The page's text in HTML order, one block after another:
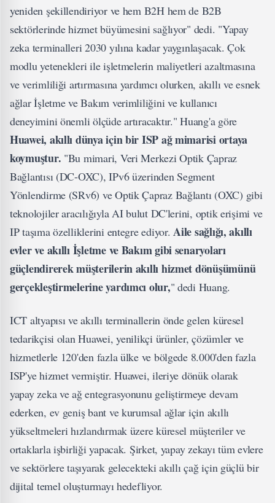
yeniden şekillendiriyor ve hem B2H hem de B2B
sektörlerinde hizmet büyümesini sağlıyor" dedi. "Yapay
zeka terminalleri 2030 yılına kadar yaygınlaşacak. Çok
modlu yetenekleri ile işletmelerin maliyetleri azaltmasına
ve verimliliği artırmasına yardımcı olurken, akıllı ve esnek
ağlar İşletme ve Bakım verimliliğini ve kullanıcı
deneyimini önemli ölçüde artıracaktır." Huang'a göre
Huawei, akıllı dünya için bir ISP ağ mimarisi ortaya
koymuştur. "Bu mimari, Veri Merkezi Optik Çapraz
Bağlantısı (DC-OXC), IPv6 üzerinden Segment
Yönlendirme (SRv6) ve Optik Çapraz Bağlantı (OXC) gibi
teknolojiler aracılığıyla AI bulut DC'lerini, optik erişimi ve
IP taşıma özelliklerini entegre ediyor.Aile sağlığı, akıllı
evler ve akıllı İşletme ve Bakım gibi senaryoları
güçlendirerek müşterilerin akıllı hizmet dönüşümünü
gerçekleştirmelerine yardımcı olur," dedi Huang.
ICT altyapısı ve akıllı terminallerin önde gelen küresel
tedarikçisi olan Huawei, yenilikçi ürünler, çözümler ve
hizmetlerle 120'den fazla ülke ve bölgede 8.000'den fazla
ISP'ye hizmet vermiştir. Huawei, ileriye dönük olarak
yapay zeka ve ağ entegrasyonunu geliştirmeye devam
ederken, ev geniş bant ve kurumsal ağlar için akıllı
yükseltmeleri hızlandırmak üzere küresel müşteriler ve
ortaklarla işbirliği yapacak. Şirket, yapay zekayı tüm evlere
ve sektörlere taşıyarak gelecekteki akıllı çağ için güçlü bir
dijital temel oluşturmayı hedefliyor.